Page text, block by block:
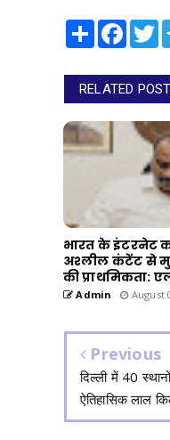
Share
RELATED
भारत के इंटरनेट
अश्लील कंटेंट से
की प्राथमिकता:
Admin August
Previous
दिल्ली में 40
ऐतिहासिक लाल